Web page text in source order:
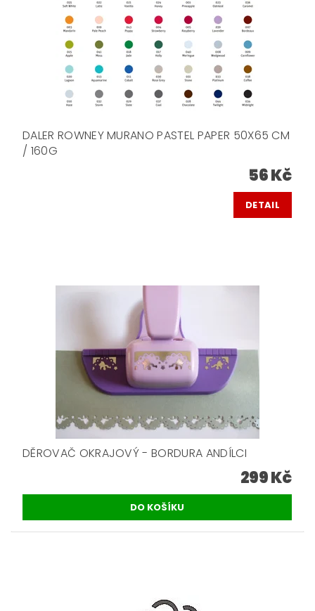
DALER ROWNEY MURANO PASTEL PAPER 50X65 CM
/ 160G
56 Kč
DETAIL
DĚROVAČ OKRAJOVÝ - BORDURA ANDÍLCI
299 Kč